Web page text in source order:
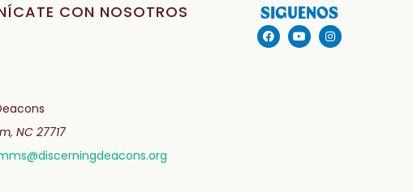
CON NOSOTROS
SIGUENOS
NC 27717